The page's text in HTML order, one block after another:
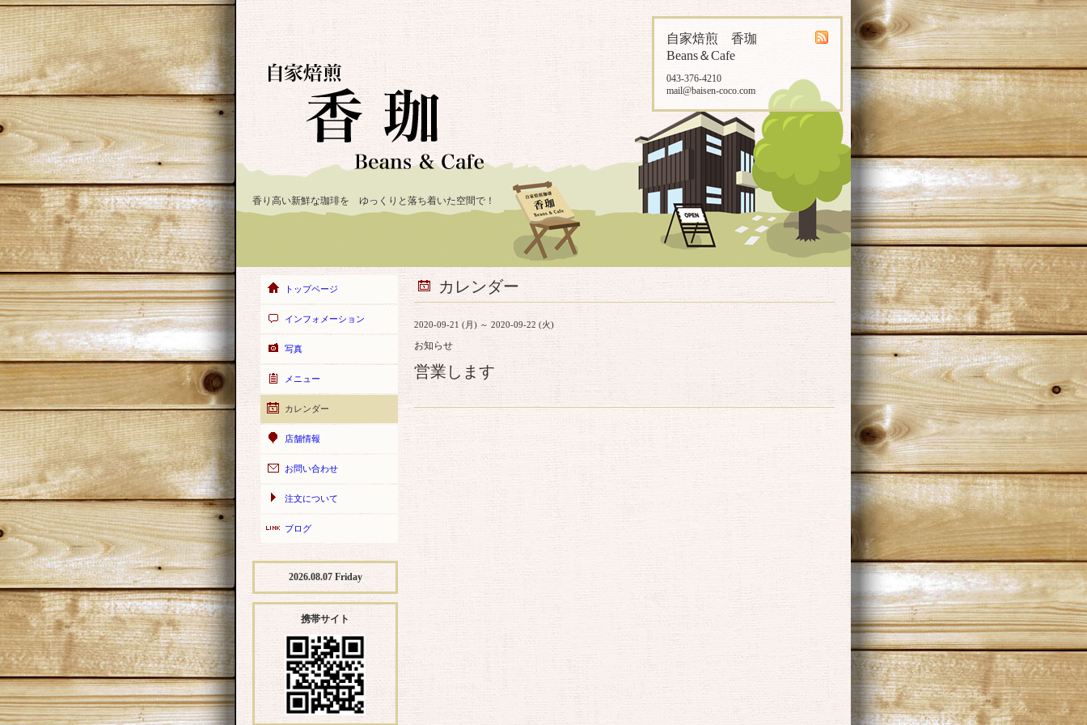
自家焙煎 香珈
Beans＆Cafe
043-376-4210
mail@baisen-coco.com
香り高い新鮮な珈琲を ゆっくりと落ち着いた空間で！
カレンダー
2020-09-21 (月) ～ 2020-09-22 (火)
お知らせ
営業します
トップページ
インフォメーション
写真
メニュー
カレンダー
店舗情報
お問い合わせ
注文について
ブログ
2026.08.07 Friday
携帯サイト